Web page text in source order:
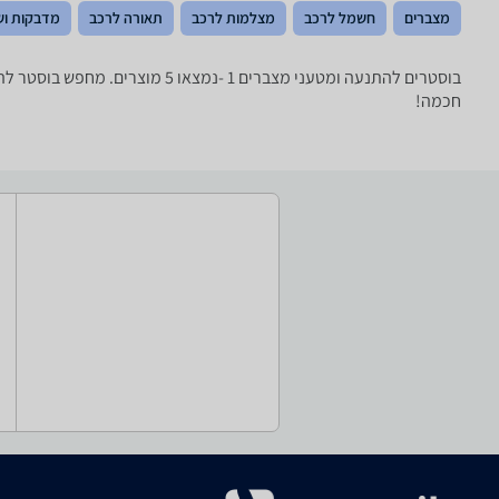
מצברים חשמל לרכב מצלמות לרכב תאורה לרכב מדבקות
בוסטרים להתנעה ומטעני
חכמה!